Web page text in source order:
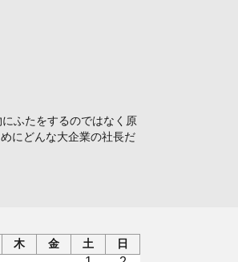
ふたをするのではなく原
にどんな大企業の社長だ
木 金 土 日